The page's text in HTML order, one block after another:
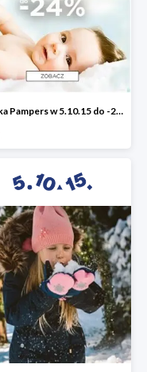
Marka Pampers w 5.10.15 do -24%